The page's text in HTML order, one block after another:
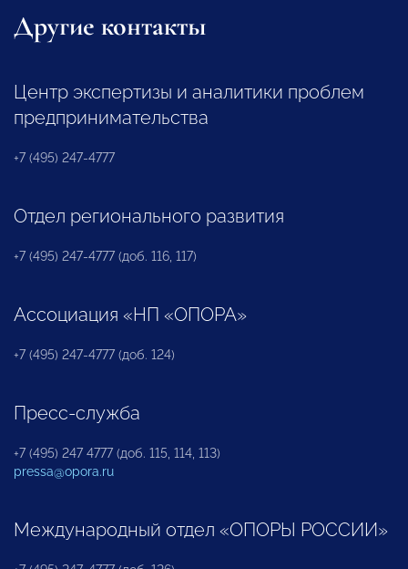
Другие контакты
Центр экспертизы и аналитики проблем
предпринимательства
+7 (495) 247-4777
Отдел регионального развития
+7 (495) 247-4777 (доб. 116, 117)
Ассоциация «НП «ОПОРА»
+7 (495) 247-4777 (доб. 124)
Пресс-служба
+7 (495) 247 4777 (доб. 115, 114, 113)
pressa@opora.ru
Международный отдел «ОПОРЫ РОССИИ»